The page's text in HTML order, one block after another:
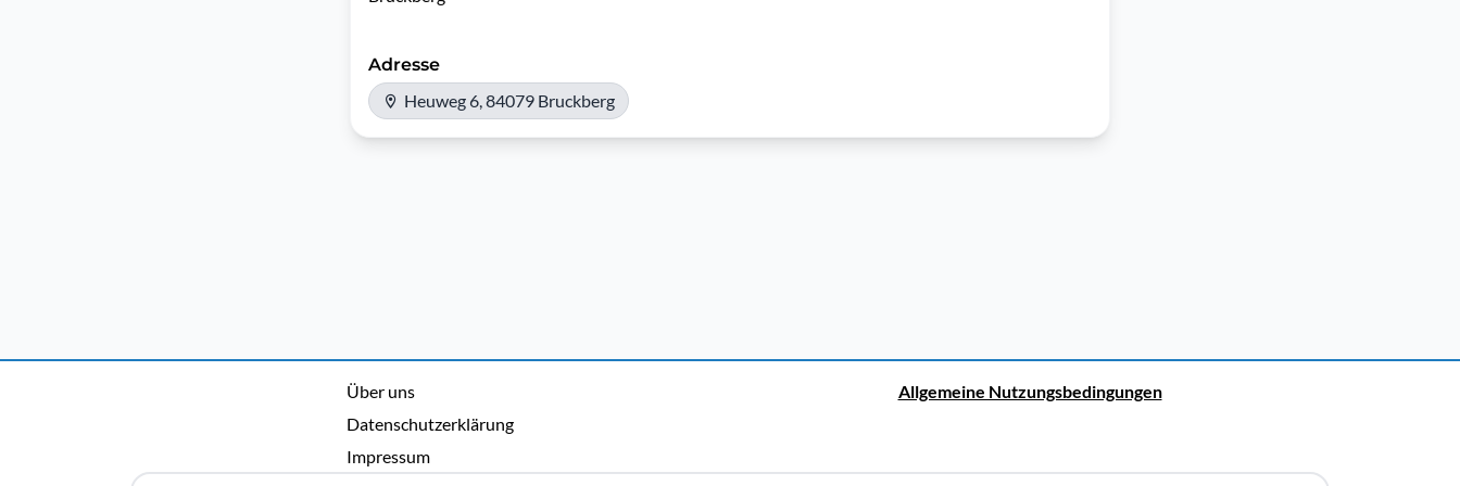
Adresse
Heuweg 6, 84079 Bruckberg
Über uns
Datenschutzerklärung
Impressum
Allgemeine Nutzungsbedingungen